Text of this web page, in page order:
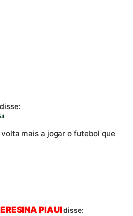
disse:
volta mais a jogar o futebol que
PIAUIdisse: